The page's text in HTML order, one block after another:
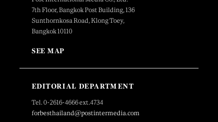
7th Floor, Bangkok Post Building, 136
Sunthornkosa Road, Klong Toey,
Bangkok 10110
SEE MAP
EDITORIAL DEPARTMENT
Tel. 0-2616-4666 ext.4734
forbesthailand@postintermedia.com